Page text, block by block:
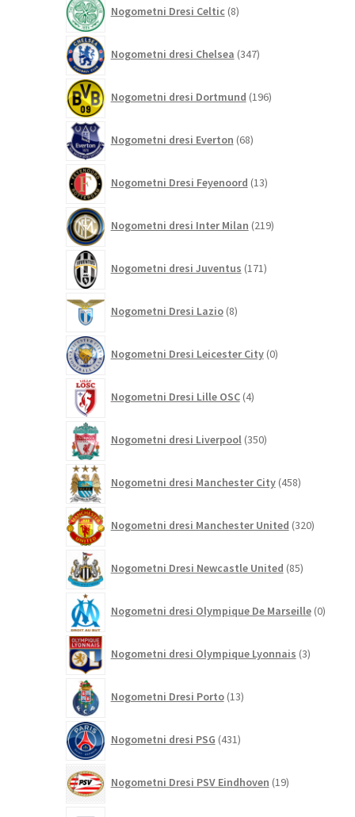
Nogometni Dresi Celtic 8izdelkov
Nogometni dresi Chelsea 347izdelkov
Nogometni dresi Dortmund 196izdelkov
Nogometni dresi Everton 68izdelkov
Nogometni Dresi Feyenoord 13izdelkov
Nogometni dresi Inter Milan 219izdelkov
Nogometni dresi Juventus 171izdelkov
Nogometni Dresi Lazio 8izdelkov
Nogometni Dresi Leicester City 0izdelkov
Nogometni Dresi Lille OSC 4izdelki
Nogometni dresi Liverpool 350izdelkov
Nogometni dresi Manchester City 458izdelkov
Nogometni dresi Manchester United 320izdelkov
Nogometni Dresi Newcastle United 85izdelkov
Nogometni dresi Olympique De Marseille 0
Nogometni dresi Olympique Lyonnais 3izdelki
Nogometni Dresi Porto 13izdelkov
Nogometni dresi PSG 431izdelkov
Nogometni Dresi PSV Eindhoven 19izdelkov